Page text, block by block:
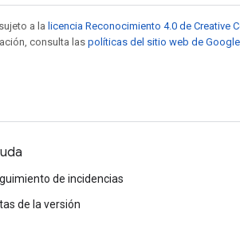
a la licencia Reconocimiento 4.0 de Creative
consulta las políticas del sitio web de
de incidencias
de la versión